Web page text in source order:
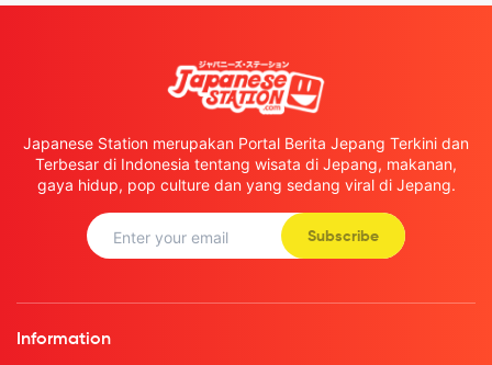
Japanese Station merupakan Portal Berita Jepang Terkini dan
Terbesar di Indonesia tentang wisata di Jepang, makanan,
gaya hidup, pop culture dan yang sedang viral di Jepang.
Subscribe
Information